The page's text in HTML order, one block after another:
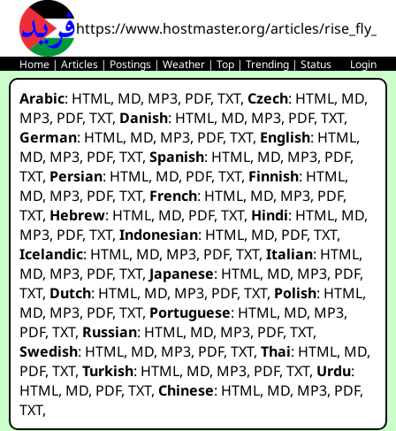
https://www.hostmaster.org/articles/
Home |Articles | Postings |Weather |Top |Trending |Status Login
Arabic: HTML, MD, MP3, PDF,TXT,Czech: HTML, MD,
MP3, PDF,TXT, Danish: HTML, MD, MP3, PDF,TXT,
German: HTML, MD, MP3, PDF,TXT, English: HTML,
MD, MP3, PDF,TXT,Spanish: HTML, MD, MP3, PDF,
TXT, Persian: HTML, MD, PDF,TXT, Finnish: HTML,
MD, MP3, PDF,TXT, French: HTML, MD, MP3, PDF,
TXT, Hebrew: HTML, MD, PDF,TXT, Hindi: HTML, MD,
MP3, PDF,TXT,Indonesian: HTML, MD, PDF,TXT,
Icelandic: HTML, MD, MP3, PDF,TXT,Italian: HTML,
MD, MP3, PDF,TXT, Japanese: HTML, MD, MP3, PDF,
TXT, Dutch: HTML, MD, MP3, PDF,TXT, Polish: HTML,
MD, MP3, PDF,TXT, Portuguese: HTML, MD, MP3,
PDF,TXT, Russian: HTML, MD, MP3, PDF,TXT,
Swedish: HTML, MD, MP3, PDF,TXT,Thai: HTML, MD,
PDF,TXT,Turkish: HTML, MD, MP3, PDF,TXT, Urdu:
HTML, MD, PDF,TXT,Chinese: HTML, MD, MP3, PDF,
TXT,